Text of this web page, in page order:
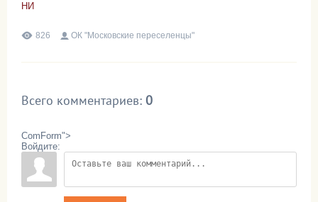
НИ
826 ОК "Московские переселенцы"
Всего комментариев: 0
ComForm">
Войдите: